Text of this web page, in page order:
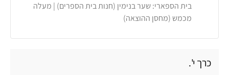
בית הספארי: שער בנימין (חנות בית הספרים) | מעלה
מכמש (מחסן ההוצאה)
כרך י'.